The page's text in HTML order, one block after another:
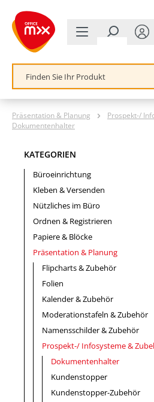
springen
Präsentation & Planung
Prospekt-/
Dokumentenhalter
KATEGORIEN
Büroeinrichtung
Kleben & Versenden
Nützliches im Büro
Ordnen & Registrieren
Papiere & Blöcke
Präsentation & Planung
Flipcharts & Zubehör
Folien
Kalender & Zubehör
Moderationstafeln & Zubehör
Namensschilder & Zubehör
Prospekt-/ Infosysteme &
Dokumentenhalter
Kundenstopper
Kundenstopper-Zubehör